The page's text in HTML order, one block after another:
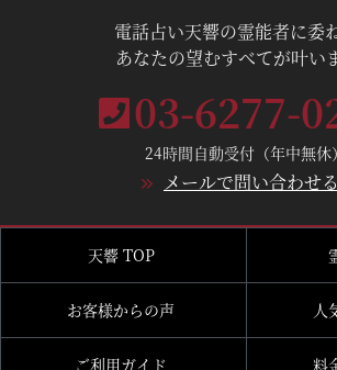
電話占い天響の霊能者に委
あなたの望むすべてが叶い
03-6277-
24時間自動受付（年中無休）
メールで問い合わせる
天響 TOP
お客様からの声 人
ご利用ガイド 料